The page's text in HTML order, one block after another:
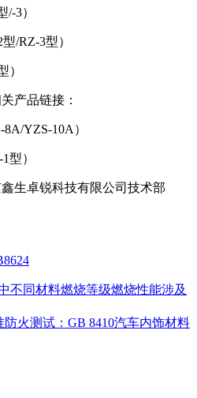
3）
/RZ-3型）
）
产品链接：
YZS-10A）
型）
生卓锐科技有限公司技术部
不同材料燃烧等级燃烧性能涉及
防火测试：GB 8410汽车内饰材料